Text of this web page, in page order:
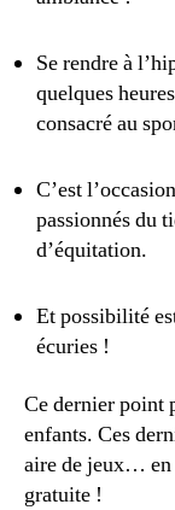
Se rendre à
quelques
consacré au
C’est
passionnés du
d’équitation.
Et possibilité
écuries !
Ce dernier point
enfants. Ces
aire de jeux… en
gratuite !